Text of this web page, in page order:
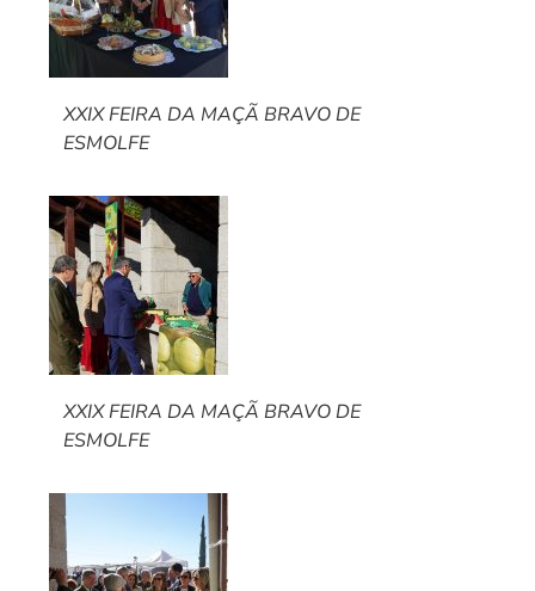
XXIX FEIRA DA MAÇÃ BRAVO DE
ESMOLFE
XXIX FEIRA DA MAÇÃ BRAVO DE
ESMOLFE